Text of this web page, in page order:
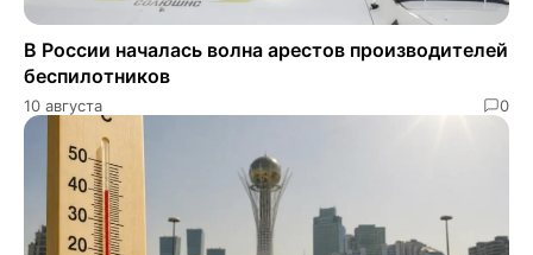
В России началась волна арестов производителей
беспилотников
10 августа 0